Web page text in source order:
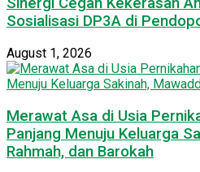
Sosialisasi DP3A di
August 1, 2026
Merawat Asa di Usia
Panjang Menuju Keluarga
Rahmah, dan Barokah